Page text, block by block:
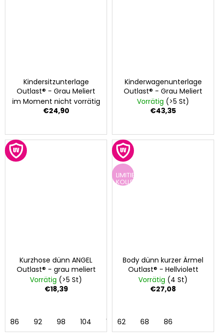
Kindersitzunterlage
Outlast® - Grau Meliert
im Moment nicht vorrätig
€24,90
Kinderwagenunterlage
Outlast® - Grau Meliert
Vorrätig (>5 St)
€43,35
Kurzhose dünn ANGEL
Outlast® - grau meliert
Vorrätig (>5 St)
€18,39
86 92 98 104 110
LIMITIERTE
KOLLEKTION
Body dünn kurzer Ärmel
Outlast® - Hellviolett
Vorrätig (4 St)
€27,08
62 68 86